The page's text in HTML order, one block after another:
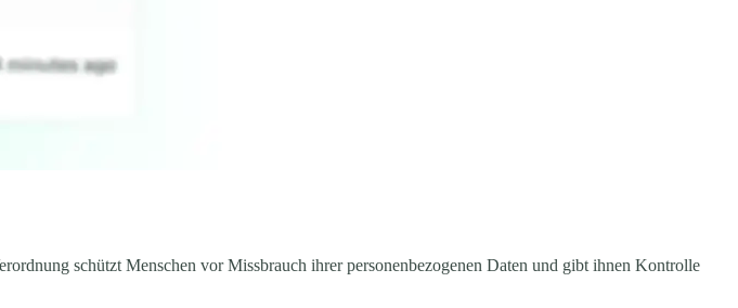
schützt Menschen vor Missbrauch ihrer personenbezogenen Daten und gibt ihnen Kontrolle